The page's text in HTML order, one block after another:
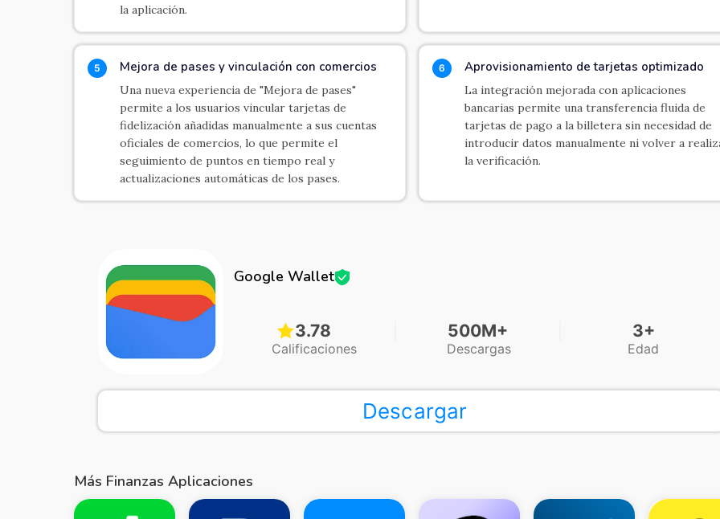
la aplicación.
5 Mejora de pases y vinculación con comercios
Una nueva experiencia de "Mejora de pases"
permite a los usuarios vincular tarjetas de
fidelización añadidas manualmente a sus cuentas
oficiales de comercios, lo que permite el
seguimiento de puntos en tiempo real y
actualizaciones automáticas de los pases.
6 Aprovisionamiento de tarjetas optimizado
La integración mejorada con aplicaciones
bancarias permite una transferencia fluida de
tarjetas de pago a la billetera sin necesidad de
introducir datos manualmente ni volver a
la verificación.
Google Wallet
3.78
Calificaciones
500M+
Descargas
3+
Edad
Descargar
Más Finanzas Aplicaciones